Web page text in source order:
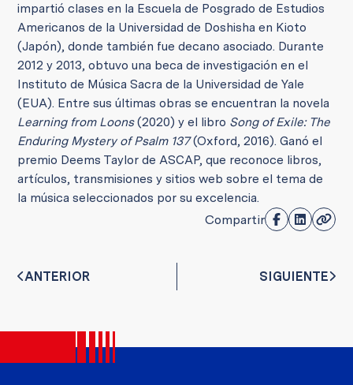
impartió clases en la Escuela de Posgrado de Estudios
Americanos de la Universidad de Doshisha en Kioto
(Japón), donde también fue decano asociado. Durante
2012 y 2013, obtuvo una beca de investigación en el
Instituto de Música Sacra de la Universidad de Yale
(EUA). Entre sus últimas obras se encuentran la novela
Learning from Loons(2020) y el libro Song of Exile: The
Enduring Mystery of Psalm 137(Oxford, 2016). Ganó el
premio Deems Taylor de ASCAP, que reconoce libros,
artículos, transmisiones y sitios web sobre el tema de
la música seleccionados por su excelencia.
Compartir
ANTERIOR SIGUIENTE